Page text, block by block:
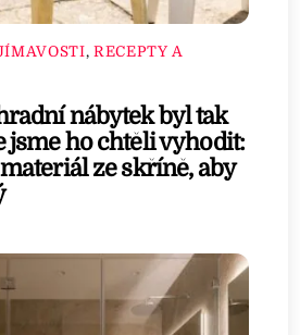
, RECEPTY A
nábytek byl tak
jsme ho chtěli vyhodit:
ze skříně, aby